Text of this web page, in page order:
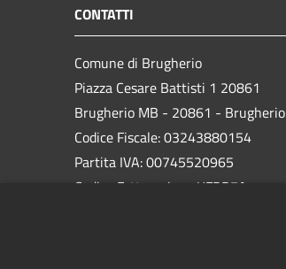
CONTATTI
Comune di Brugherio
Piazza Cesare Battisti 1 20861
Brugherio MB - 20861 - Brugherio
Codice Fiscale: 03243880154
Partita IVA: 00745520965
Codice Fatturazione UFDB7A